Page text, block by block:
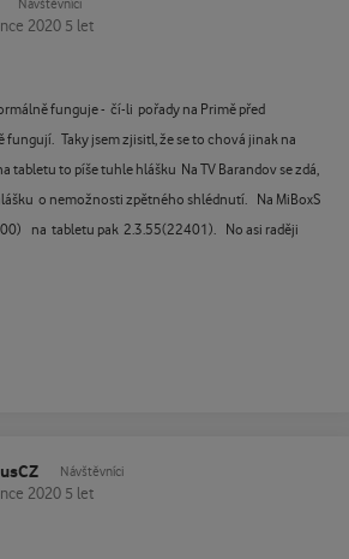
Návštěvníci
2020 5 let
funguje - čí-li pořady na Primě před
Taky jsem zjisitl, že se to chová jinak na
tabletu to píše tuhle hlášku Na TV Barandov se zdá,
o nemožnosti zpětného shlédnutí. Na MiBoxS
na tabletu pak 2.3.55(22401). No asi raději
Návštěvníci
2020 5 let